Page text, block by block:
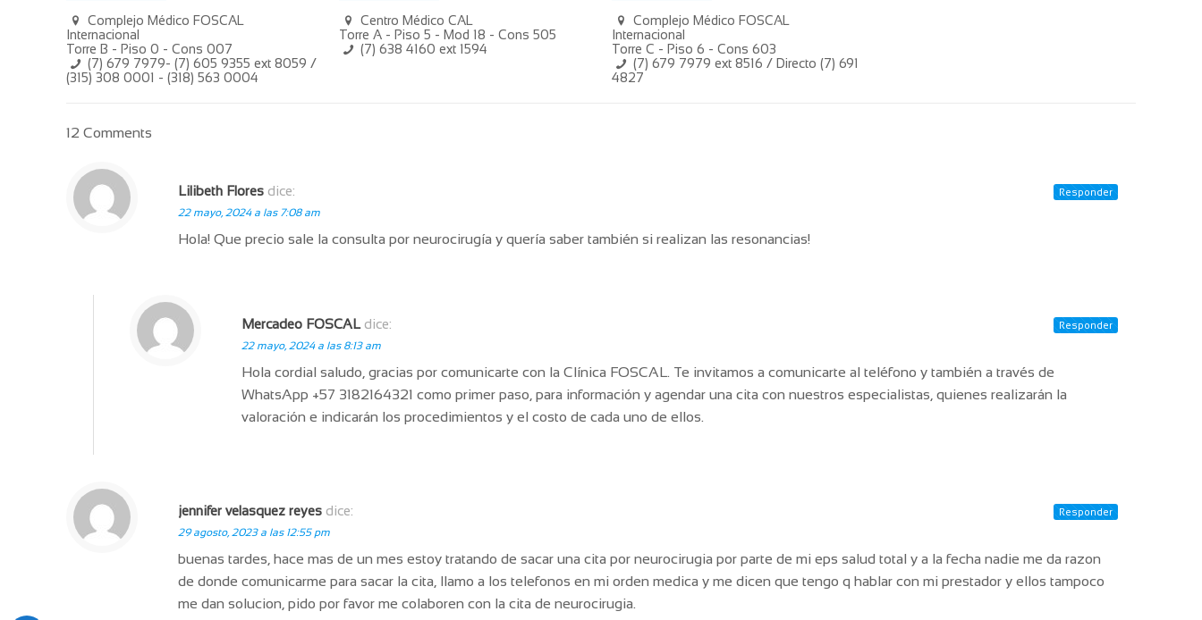
Complejo Médico FOSCAL
Internacional
Torre B - Piso 0 - Cons 007
(7) 679 7979- (7) 605 9355 ext 8059 /
(315) 308 0001 - (318) 563 0004
Centro Médico CAL
Torre A - Piso 5 - Mod 18 - Cons 505
(7) 638 4160 ext 1594
Complejo Médico FOSCAL
Internacional
Torre C - Piso 6 - Cons 603
(7) 679 7979 ext 8516 / Directo (7) 691
4827
12 Comments
Lilibeth Flores dice:
22 mayo, 2024 a las 7:08 am
Hola! Que precio sale la consulta por neurocirugía y quería saber también si realizan las resonancias!
Responder
Mercadeo FOSCAL dice:
22 mayo, 2024 a las 8:13 am
Hola cordial saludo, gracias por comunicarte con la Clínica FOSCAL. Te invitamos a comunicarte al teléfono y también a través de
WhatsApp +57 3182164321 como primer paso, para información y agendar una cita con nuestros especialistas, quienes realizarán la
valoración e indicarán los procedimientos y el costo de cada uno de ellos.
Responder
jennifer velasquez reyes dice:
29 agosto, 2023 a las 12:55 pm
buenas tardes, hace mas de un mes estoy tratando de sacar una cita por neurocirugia por parte de mi eps salud total y a la fecha nadie me da razon
de donde comunicarme para sacar la cita, llamo a los telefonos en mi orden medica y me dicen que tengo q hablar con mi prestador y ellos tampoco
me dan solucion, pido por favor me colaboren con la cita de neurocirugia.
Responder